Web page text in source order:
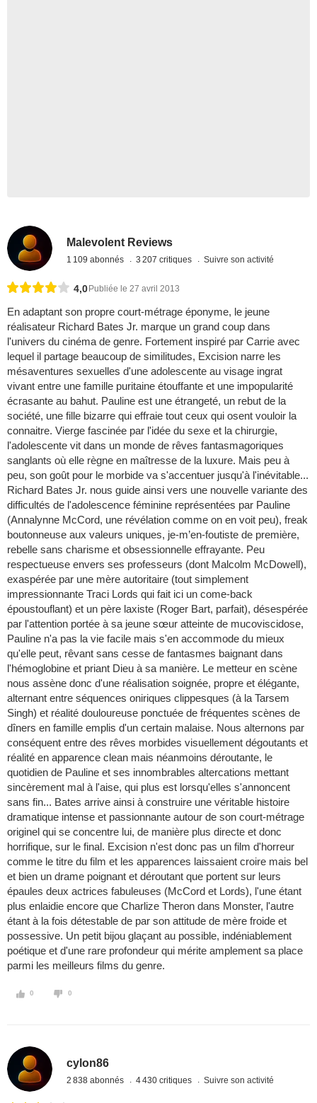
Malevolent Reviews
1 109 abonnés 3 207 critiques Suivre son activité
4,0 Publiée le 27 avril 2013
En adaptant son propre court-métrage éponyme, le jeune
réalisateur Richard Bates Jr. marque un grand coup dans
l'univers du cinéma de genre. Fortement inspiré par Carrie avec
lequel il partage beaucoup de similitudes, Excision narre les
mésaventures sexuelles d'une adolescente au visage ingrat
vivant entre une famille puritaine étouffante et une impopularité
écrasante au bahut. Pauline est une étrangeté, un rebut de la
société, une fille bizarre qui effraie tout ceux qui osent vouloir la
connaitre. Vierge fascinée par l'idée du sexe et la chirurgie,
l'adolescente vit dans un monde de rêves fantasmagoriques
sanglants où elle règne en maîtresse de la luxure. Mais peu à
peu, son goût pour le morbide va s'accentuer jusqu'à l'inévitable...
Richard Bates Jr. nous guide ainsi vers une nouvelle variante des
difficultés de l'adolescence féminine représentées par Pauline
(Annalynne McCord, une révélation comme on en voit peu), freak
boutonneuse aux valeurs uniques, je-m’en-foutiste de première,
rebelle sans charisme et obsessionnelle effrayante. Peu
respectueuse envers ses professeurs (dont Malcolm McDowell),
exaspérée par une mère autoritaire (tout simplement
impressionnante Traci Lords qui fait ici un come-back
époustouflant) et un père laxiste (Roger Bart, parfait), désespérée
par l'attention portée à sa jeune sœur atteinte de mucoviscidose,
Pauline n'a pas la vie facile mais s'en accommode du mieux
qu'elle peut, rêvant sans cesse de fantasmes baignant dans
l'hémoglobine et priant Dieu à sa manière. Le metteur en scène
nous assène donc d'une réalisation soignée, propre et élégante,
alternant entre séquences oniriques clippesques (à la Tarsem
Singh) et réalité douloureuse ponctuée de fréquentes scènes de
dîners en famille emplis d'un certain malaise. Nous alternons par
conséquent entre des rêves morbides visuellement dégoutants et
réalité en apparence clean mais néanmoins déroutante, le
quotidien de Pauline et ses innombrables altercations mettant
sincèrement mal à l'aise, qui plus est lorsqu'elles s'annoncent
sans fin... Bates arrive ainsi à construire une véritable histoire
dramatique intense et passionnante autour de son court-métrage
originel qui se concentre lui, de manière plus directe et donc
horrifique, sur le final. Excision n'est donc pas un film d'horreur
comme le titre du film et les apparences laissaient croire mais bel
et bien un drame poignant et déroutant que portent sur leurs
épaules deux actrices fabuleuses (McCord et Lords), l'une étant
plus enlaidie encore que Charlize Theron dans Monster, l'autre
étant à la fois détestable de par son attitude de mère froide et
possessive. Un petit bijou glaçant au possible, indéniablement
poétique et d'une rare profondeur qui mérite amplement sa place
parmi les meilleurs films du genre.
0 0
cylon86
2 838 abonnés 4 430 critiques Suivre son activité